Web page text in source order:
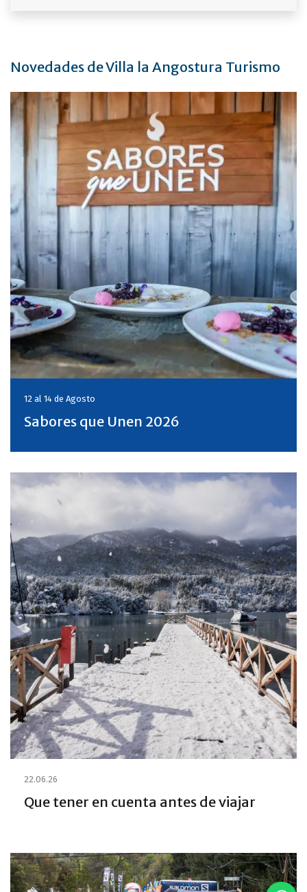
Novedades de Villa la Angostura Turismo
12 al 14 de Agosto
Sabores que Unen 2026
22.06.26
Que tener en cuenta antes de viajar